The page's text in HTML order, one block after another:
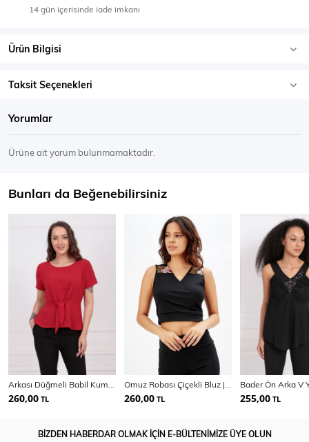
14 gün içerisinde iade imkanı
Ürün Bilgisi
Taksit Seçenekleri
Yorumlar
Ürüne ait yorum bulunmamaktadır.
Bunları da Beğenebilirsiniz
260,00 TL 260,00 TL 255,00 TL
BİZDEN HABERDAR OLMAK İÇİN E-BÜLTENİMİZE ÜYE OLUN